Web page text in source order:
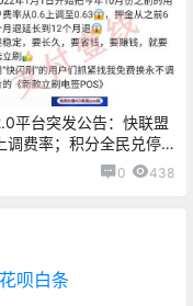
平台突发公告：快联盟
调费率；积分全民兑停
0 438
花呗白条